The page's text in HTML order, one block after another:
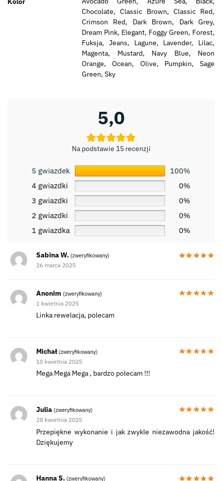
Chocolate, Classic Brown, Classic Red,
Crimson Red, Dark Brown, Dark Grey,
Dream Pink, Elegant, Foggy Green, Forest,
Fuksja, Jeans, Lagune, Lavender, Lilac,
Magenta, Mustard, Navy Blue, Neon
Orange, Ocean, Olive, Pumpkin, Sage
Green, Sky
5,0
Na podstawie 15 recenzji
5 gwiazdek
100%
4 gwiazdki
0%
3 gwiazdki
0%
2 gwiazdki
0%
1 gwiazdka
0%
Sabina W. (zweryfikowany)
26 marca 2025
Anonim (zweryfikowany)
1 kwietnia 2025
Linka rewelacja, polecam
Michał (zweryfikowany)
10 kwietnia 2025
Mega Mega Mega , bardzo polecam !!!
Julia (zweryfikowany)
28 kwietnia 2025
Przepiękne wykonanie i jak zwykle niezawodna jakość!
Dziękujemy
Hanna S. (zweryfikowany)